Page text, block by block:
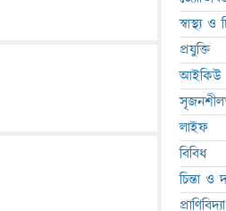
স্বাস্থ্য ও
প্রযুক্তি
আইকিউ
লাইফ
বিবিধ
চিন্তা ও
প্রাণিবিদ্যা